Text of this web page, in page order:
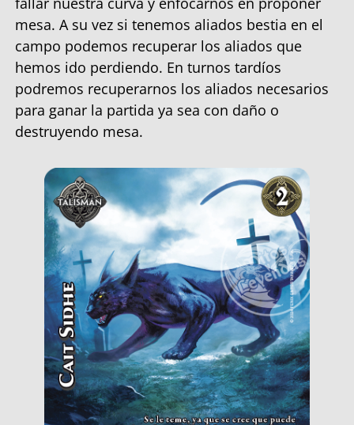
mesa. A su vez si tenemos aliados bestia en el
campo podemos recuperar los aliados que
hemos ido perdiendo. En turnos tardíos
podremos recuperarnos los aliados necesarios
para ganar la partida ya sea con daño o
destruyendo mesa.